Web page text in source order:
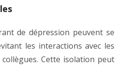
de dépression peuvent se
les interactions avec les
Cette isolation peut